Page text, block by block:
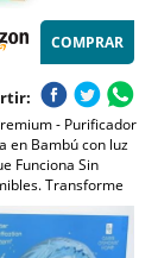
COMPRAR
- Purificador
en Bambú con luz
Funciona Sin
Transforme
del Grifo en Agua
en 15
Capacidad 1L